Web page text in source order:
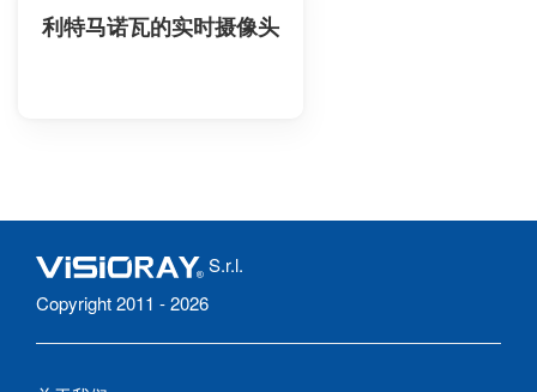
利特马诺瓦的实时摄像头
S.r.l.
Copyright 2011 - 2026